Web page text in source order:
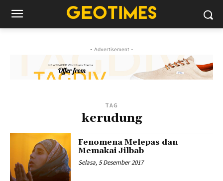
- Advertisement -
TAG
kerudung
Fenomena Melepas dan
Memakai Jilbab
Selasa, 5 Desember 2017